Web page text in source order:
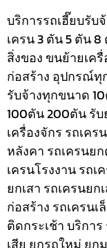
บริการรถเฮี๊ยบรับ
เครน 3 ตัน 5 ตัน
สิ่งของ ขนย้ายเค
ก่อสร้าง อุปกรณ์
รับจ้างทุกขนาด
100ตัน 200ตัน รั
เครื่องจักร รถเค
หลังคา รถเครนย
เครนโรงงาน รถ
ยกเสา รถเครนย
ก่อสร้าง รถเครนเ
ติดกระเช้าบริกา